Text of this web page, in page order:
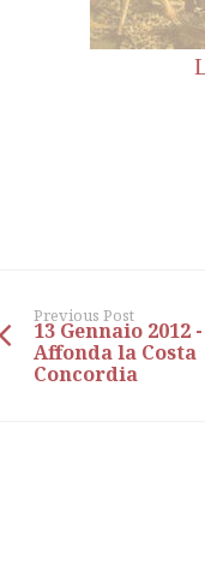
Previous Post
13 Gennaio 2012 -
Affonda la Costa
Concordia